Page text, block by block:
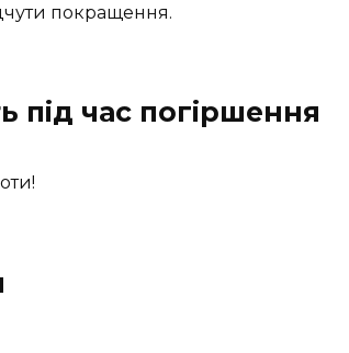
покращення.
під час погіршення